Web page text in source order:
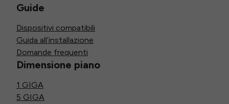
Guide
Dispositivi compatibili
Guida all’installazione
Domande frequenti
Dimensione piano
1 GIGA
5 GIGA